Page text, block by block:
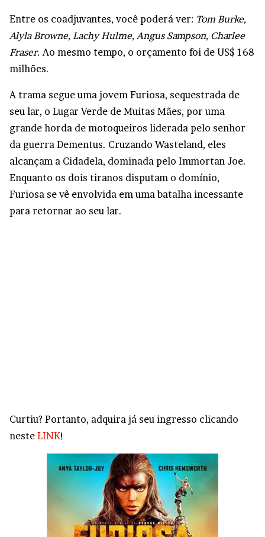
Entre os coadjuvantes, você poderá ver: Tom Burke,
Alyla Browne, Lachy Hulme, Angus Sampson, Charlee
Fraser. Ao mesmo tempo, o orçamento foi de US$ 168
milhões.
A trama segue uma jovem Furiosa, sequestrada de
seu lar, o Lugar Verde de Muitas Mães, por uma
grande horda de motoqueiros liderada pelo senhor
da guerra Dementus. Cruzando Wasteland, eles
alcançam a Cidadela, dominada pelo Immortan Joe.
Enquanto os dois tiranos disputam o domínio,
Furiosa se vê envolvida em uma batalha incessante
para retornar ao seu lar.
Curtiu? Portanto, adquira já seu ingresso clicando
neste LINK!